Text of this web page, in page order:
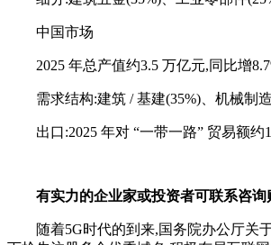
中国市场
2025 年总产值约3.5 万亿元,同比增
需求结构:建筑 / 基建(35%)、机械制
出口:2025 年对 “一带一路” 贸易额
有实力的企业家或投资者可联系咨询
随着5G时代的到来,国务院办公厅关